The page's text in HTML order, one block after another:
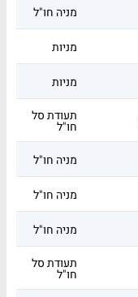
מניה חו"ל
מניות
מניות
תעודת סל
חו"ל
מניה חו"ל
מניה חו"ל
מניה חו"ל
תעודת סל
חו"ל